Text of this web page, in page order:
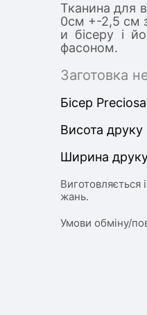
Тканина для
0см +-2,5 см
и бісеру і
фасоном.
Заготовка
Бісер
Висота
Ширина
Виготовляється
жань.
Умови обміну/